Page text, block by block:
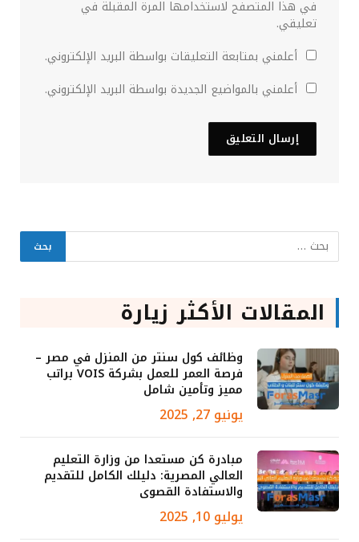
في هذا المتصفح لاستخدامها المرة المقبلة في
تعليقي.
أعلمني بمتابعة التعليقات بواسطة البريد الإلكتروني.
أعلمني بالمواضيع الجديدة بواسطة البريد الإلكتروني.
المقالات الأكثر زيارة
وظائف كول سنتر من المنزل في مصر –
فرصة العمر للعمل بشركة VOIS براتب
مميز وتأمين شامل
يونيو 27, 2025
مبادرة كن مستعدا من وزارة التعليم
العالي المصرية: دليلك الكامل للتقديم
والاستفادة القصوى
يوليو 10, 2025